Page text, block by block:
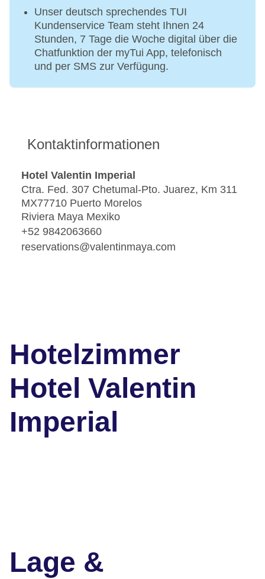
Poolbar Outdoor „Swim-Up Bar Earth“: Januar -
Dezember, täglich 10:00 Uhr - 18:00 Uhr
Unser deutsch sprechendes TUI
Kundenservice Team steht Ihnen 24
Stunden, 7 Tage die Woche digital über die
Chatfunktion der myTui App, telefonisch
und per SMS zur Verfügung.
Kontaktinformationen
Hotel Valentin Imperial
Ctra. Fed. 307 Chetumal-Pto. Juarez, Km 311
MX77710 Puerto Morelos
Riviera Maya Mexiko
+52 9842063660
reservations@valentinmaya.com
Hotelzimmer
Hotel Valentin
Imperial
Lage &